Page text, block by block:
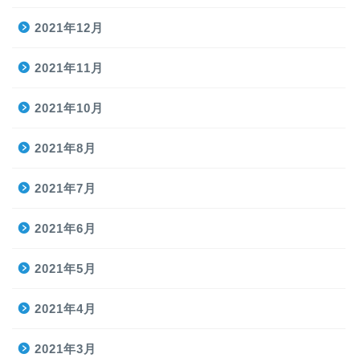
2021年12月
2021年11月
2021年10月
2021年8月
2021年7月
2021年6月
2021年5月
2021年4月
2021年3月